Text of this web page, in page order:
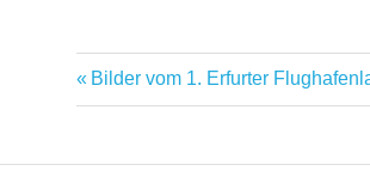
Vorheriger
Beitrag:
Bilder vom 1. Erfurter